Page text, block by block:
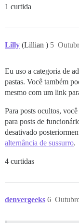
1 curtida
Lilly (Lillian ) 5
Eu uso a categoria de
pastas. Você também
mesmo com um link
Para posts ocultos,
para posts de
desativado
alternância de sussurro.
4 curtidas
denvergeeks 6